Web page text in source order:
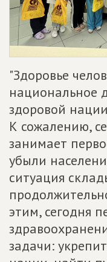
"Здоровье
национальное
здоровой
К сожалению,
занимает
убыли
ситуация
этим, сегодня
задачи: